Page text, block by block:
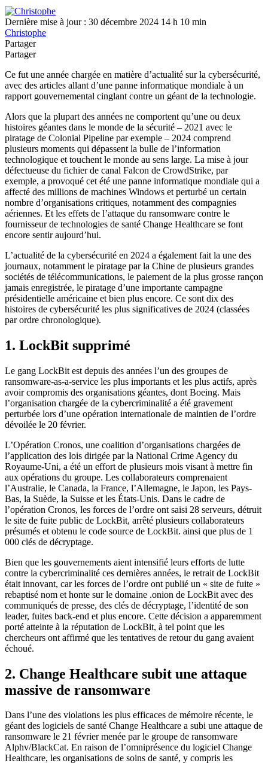
Dernière mise à jour : 30 décembre 2024 14 h 10 min
Christophe
Partager
Partager
Ce fut une année chargée en matière d’actualité sur la cybersécurité,
avec des articles allant d’une panne informatique mondiale à un
rapport gouvernemental cinglant contre un géant de la technologie.
Alors que la plupart des années ne comportent qu’une ou deux
histoires géantes dans le monde de la sécurité – 2021 avec le
piratage de Colonial Pipeline par exemple – 2024 comprend
plusieurs moments qui dépassent la bulle de l’information
technologique et touchent le monde au sens large. La mise à jour
défectueuse du fichier de canal Falcon de CrowdStrike, par
exemple, a provoqué cet été une panne informatique mondiale qui a
affecté des millions de machines Windows et perturbé un certain
nombre d’organisations critiques, notamment des compagnies
aériennes. Et les effets de l’attaque du ransomware contre le
fournisseur de technologies de santé Change Healthcare se font
encore sentir aujourd’hui.
L’actualité de la cybersécurité en 2024 a également fait la une des
journaux, notamment le piratage par la Chine de plusieurs grandes
sociétés de télécommunications, le paiement de la plus grosse rançon
jamais enregistrée, le piratage d’une importante campagne
présidentielle américaine et bien plus encore. Ce sont dix des
histoires de cybersécurité les plus significatives de 2024 (classées
par ordre chronologique).
1. LockBit supprimé
Le gang LockBit est depuis des années l’un des groupes de
ransomware-as-a-service les plus importants et les plus actifs, après
avoir compromis des organisations géantes, dont Boeing. Mais
l’organisation chargée de la cybercriminalité a été gravement
perturbée lors d’une opération internationale de maintien de l’ordre
dévoilée le 20 février.
L’Opération Cronos, une coalition d’organisations chargées de
l’application des lois dirigée par la National Crime Agency du
Royaume-Uni, a été un effort de plusieurs mois visant à mettre fin
aux opérations du groupe. Les collaborateurs comprenaient
l’Australie, le Canada, la France, l’Allemagne, le Japon, les Pays-
Bas, la Suède, la Suisse et les États-Unis. Dans le cadre de
l’opération Cronos, les forces de l’ordre ont saisi 28 serveurs, détruit
le site de fuite public de LockBit, arrêté plusieurs collaborateurs
présumés et obtenu le code source de LockBit. ainsi que plus de 1
000 clés de décryptage.
Bien que les gouvernements aient intensifié leurs efforts de lutte
contre la cybercriminalité ces dernières années, le retrait de LockBit
était innovant, car les forces de l’ordre ont publié un « site de fuite »
rebaptisé nom et honte sur le domaine .onion de LockBit avec des
communiqués de presse, des clés de décryptage, l’identité de son
leader, fuites back-end et plus encore. Cette décision a apparemment
porté atteinte à la réputation de LockBit, à tel point que les
chercheurs ont affirmé que les tentatives de retour du gang avaient
échoué.
2. Change Healthcare subit une attaque
massive de ransomware
Dans l’une des violations les plus efficaces de mémoire récente, le
géant des logiciels de santé Change Healthcare a subi une attaque de
ransomware le 21 février menée par le groupe de ransomware
Alphv/BlackCat. En raison de l’omniprésence du logiciel Change
Healthcare, les organisations de soins de santé, y compris les